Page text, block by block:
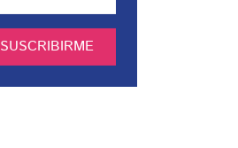
SUSCRIBIRME